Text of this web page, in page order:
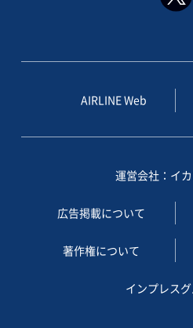
AIRLINE Web
運営会社：イ
広告掲載について
著作権について
インプレス